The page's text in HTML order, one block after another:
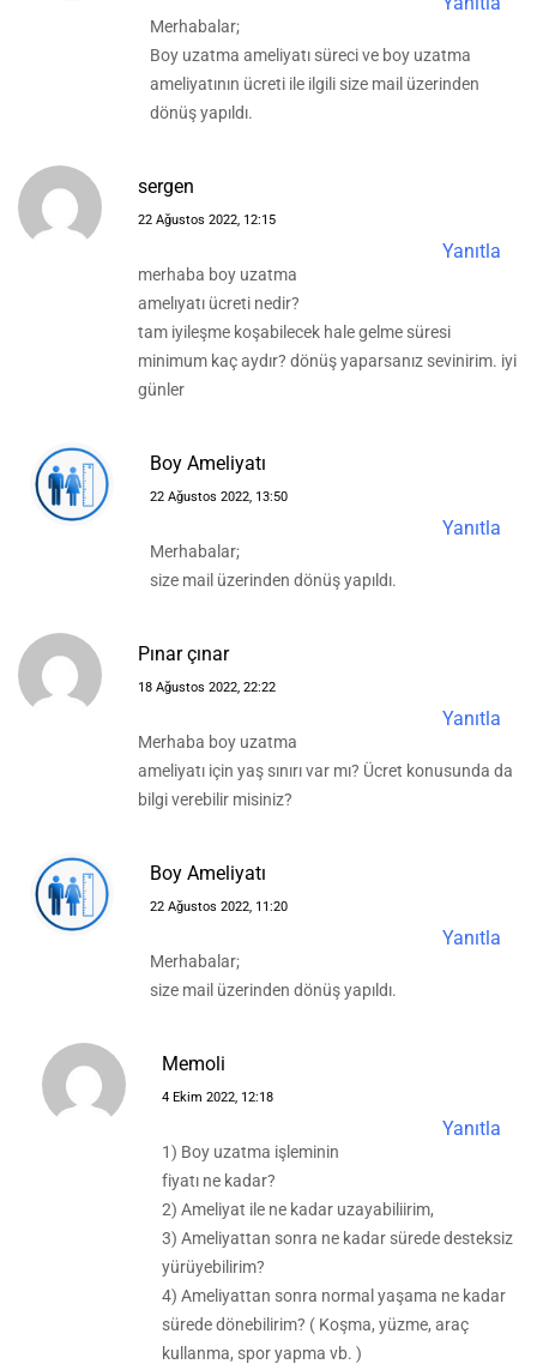
Merhabalar;
Boy uzatma ameliyatı süreci ve boy uzatma
ameliyatının ücreti ile ilgili size mail üzerinden
dönüş yapıldı.
sergen
22 Ağustos 2022, 12:15
Yanıtla
merhaba boy uzatma
amelıyatı ücreti nedir?
tam iyileşme koşabilecek hale gelme süresi
minimum kaç aydır? dönüş yaparsanız sevinirim. iyi
günler
Boy Ameliyatı
22 Ağustos 2022, 13:50
Yanıtla
Merhabalar;
size mail üzerinden dönüş yapıldı.
Pınar çınar
18 Ağustos 2022, 22:22
Yanıtla
Merhaba boy uzatma
ameliyatı için yaş sınırı var mı? Ücret konusunda da
bilgi verebilir misiniz?
Boy Ameliyatı
22 Ağustos 2022, 11:20
Yanıtla
Merhabalar;
size mail üzerinden dönüş yapıldı.
Memoli
4 Ekim 2022, 12:18
Yanıtla
1) Boy uzatma işleminin
fiyatı ne kadar?
2) Ameliyat ile ne kadar uzayabiliirim,
3) Ameliyattan sonra ne kadar sürede desteksiz
yürüyebilirim?
4) Ameliyattan sonra normal yaşama ne kadar
sürede dönebilirim? ( Koşma, yüzme, araç
kullanma, spor yapma vb. )